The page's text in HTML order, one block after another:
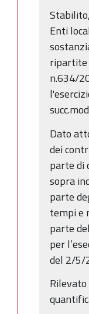
Enti
ripartite
n.634/
Dato
dei
parte di
sopra
parte
tempi e
parte
per
del 2/5/